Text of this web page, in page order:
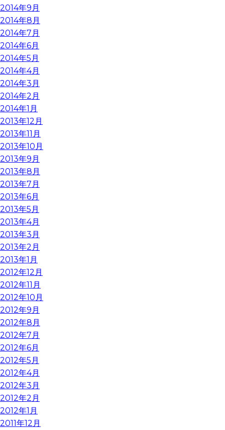
2014年9月
2014年8月
2014年7月
2014年6月
2014年5月
2014年4月
2014年3月
2014年2月
2014年1月
2013年12月
2013年11月
2013年10月
2013年9月
2013年8月
2013年7月
2013年6月
2013年5月
2013年4月
2013年3月
2013年2月
2013年1月
2012年12月
2012年11月
2012年10月
2012年9月
2012年8月
2012年7月
2012年6月
2012年5月
2012年4月
2012年3月
2012年2月
2012年1月
2011年12月